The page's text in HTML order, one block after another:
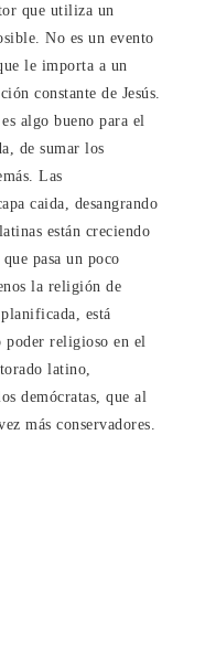
que utiliza un
No es un evento
le importa a un
constante de Jesús.
algo bueno para el
de sumar los
Las
caida, desangrando
están creciendo
pasa un poco
la religión de
está
religioso en el
latino,
demócratas, que al
más conservadores.